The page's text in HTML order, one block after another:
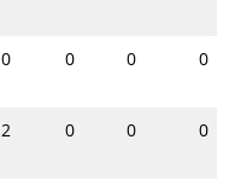
0 0 0 0
2 0 0 0